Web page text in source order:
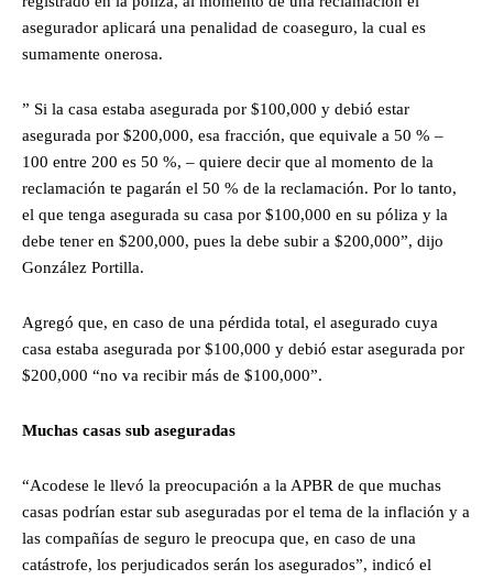
asegurador aplicará una penalidad de coaseguro, la cual es
sumamente onerosa.
” Si la casa estaba asegurada por $100,000 y debió estar
asegurada por $200,000, esa fracción, que equivale a 50 % –
100 entre 200 es 50 %, – quiere decir que al momento de la
reclamación te pagarán el 50 % de la reclamación. Por lo tanto,
el que tenga asegurada su casa por $100,000 en su póliza y la
debe tener en $200,000, pues la debe subir a $200,000”, dijo
González Portilla.
Agregó que, en caso de una pérdida total, el asegurado cuya
casa estaba asegurada por $100,000 y debió estar asegurada por
$200,000 “no va recibir más de $100,000”.
Muchas casas sub aseguradas
“Acodese le llevó la preocupación a la APBR de que muchas
casas podrían estar sub aseguradas por el tema de la inflación y a
las compañías de seguro le preocupa que, en caso de una
catástrofe, los perjudicados serán los asegurados”, indicó el